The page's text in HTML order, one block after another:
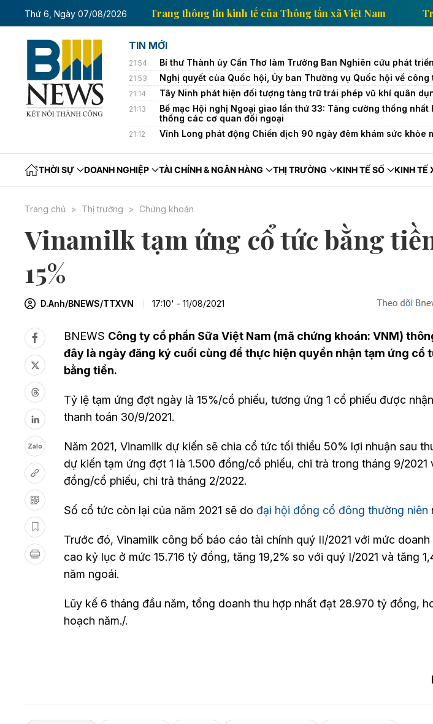
Thứ 6, Ngày 07/08/2026
tế của Thông tấn xã Việt Nam Trang thông tin kinh tế của Thông tấn xã Việt Nam
TIN MỚI
21:54 Bí thư Thành ủy Cần Thơ làm Trưởng Ban Nghiên cứu phát
21:53 Nghị quyết của Quốc hội, Ủy ban Thường vụ Quốc hội về
21:14 Tây Ninh phát hiện đối tượng tàng trữ trái phép vũ khí quân
21:13
Bế mạc Hội nghị Ngoại giao lần thứ 33: Tăng cường thống
thống các cơ quan đối ngoại
21:12 Vĩnh Long phát động Chiến dịch 90 ngày đêm khám sức khỏe
THỜI SỰ DOANH NGHIỆP TÀI CHÍNH & NGÂN HÀNG THỊ TRƯỜNG KINH TẾ SỐ KINH TẾ
Trang chủ Thị trường Chứng khoán
Vinamilk tạm ứng cổ tức bằng
15%
D.Anh/BNEWS/TTXVN 17:10' - 11/08/2021
Zalo
BNEWS Công ty cổ phần Sữa Việt Nam (mã chứng khoán: VNM)
đây là ngày đăng ký cuối cùng để thực hiện quyền nhận tạm ứng cổ
bằng tiền.
Tỷ lệ tạm ứng đợt ngày là 15%/cổ phiếu, tương ứng 1 cổ phiếu được
thanh toán 30/9/2021.
Năm 2021, Vinamilk dự kiến sẽ chia cổ tức tối thiểu 50% lợi nhuận sau
dự kiến tạm ứng đợt 1 là 1.500 đồng/cổ phiếu, chi trả trong tháng 9/2021
đồng/cổ phiếu, chi trả tháng 2/2022.
Số cổ tức còn lại của năm 2021 sẽ do đại hội đồng cổ đông thường niên
Trước đó, Vinamilk công bố báo cáo tài chính quý II/2021 với mức
cao kỷ lục ở mức 15.716 tỷ đồng, tăng 19,2% so với quý I/2021 và tăng
năm ngoái.
Lũy kế 6 tháng đầu năm, tổng doanh thu hợp nhất đạt 28.970 tỷ đồng,
hoạch năm./.